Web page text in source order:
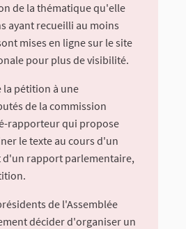
de la thématique qu'elle
ayant recueilli au moins
mises en ligne sur le site
pour plus de visibilité.
pétition à une
de la commission
rapporteur qui propose
le texte au cours d'un
rapport parlementaire,
de l'Assemblée
décider d'organiser un